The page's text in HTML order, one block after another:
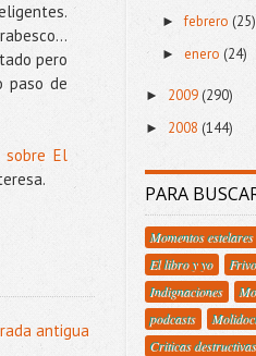
pero
paso de
El
antigua
►febrero (25)
►enero(24)
► 2009 (290)
► 2008 (144)
PARA
Momentos
El libro y yo
Indignaciones
podcasts
Criticas destructivas